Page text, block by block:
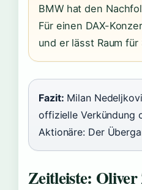
BMW hat den
Für einen DAX-
und er lässt Raum
Fazit: Milan
offizielle Verkündung
Aktionäre: Der
Zeitleiste: Oliver